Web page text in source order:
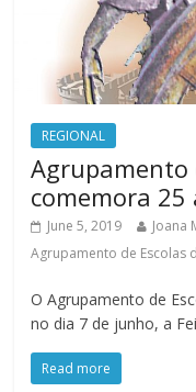
REGIONAL
Agrupamento
comemora 25
June 5, 2019 Joana
Agrupamento de Escolas
O Agrupamento de
no dia 7 de junho, a
Read more